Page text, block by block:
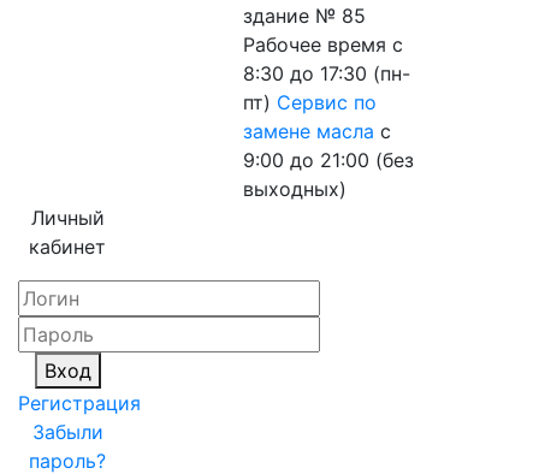
здание № 85
Рабочее время с
8:30 до 17:30 (пн-
пт) Сервис по
замене масла с
9:00 до 21:00 (без
выходных)
Личный
кабинет
Вход
Регистрация
Забыли
пароль?